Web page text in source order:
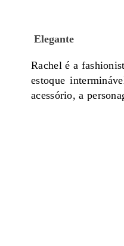
Elegante
Rachel é a
estoque
acessório, a